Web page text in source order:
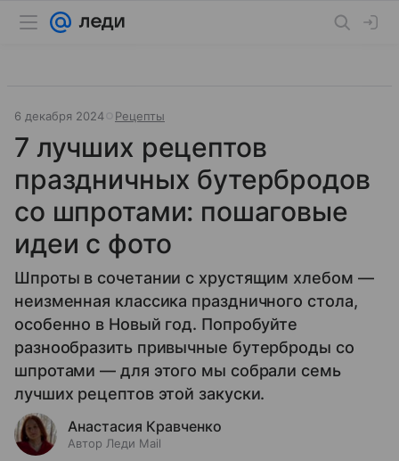
6 декабря 2024 Рецепты
7 лучших рецептов
праздничных бутербродов
со шпротами: пошаговые
идеи с фото
Шпроты в сочетании с хрустящим хлебом —
неизменная классика праздничного стола,
особенно в Новый год. Попробуйте
разнообразить привычные бутерброды со
шпротами — для этого мы собрали семь
лучших рецептов этой закуски.
Анастасия Кравченко
Автор Леди Mail